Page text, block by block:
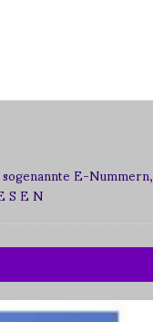
E-Nummern,
E N